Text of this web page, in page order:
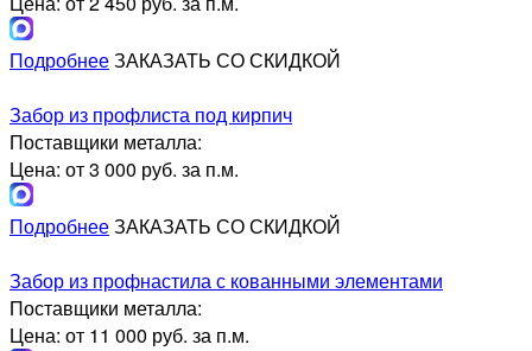
ПодробнееЗАКАЗАТЬ СО СКИДКОЙ
Забор из профлиста под кирпич
Поставщики металла:
Цена: от 3 000 руб. за п.м.
ПодробнееЗАКАЗАТЬ СО СКИДКОЙ
Забор из профнастила с кованными элементами
Поставщики металла:
Цена: от 11 000 руб. за п.м.